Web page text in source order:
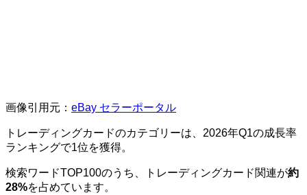
画像引用元： eBay セラーポータル
トレーディングカードのカテゴリーは、2026年Q1の成長率
ランキングで1位を獲得。
検索ワードTOP100のうち、トレーディングカード関連が約
28%を占めています。